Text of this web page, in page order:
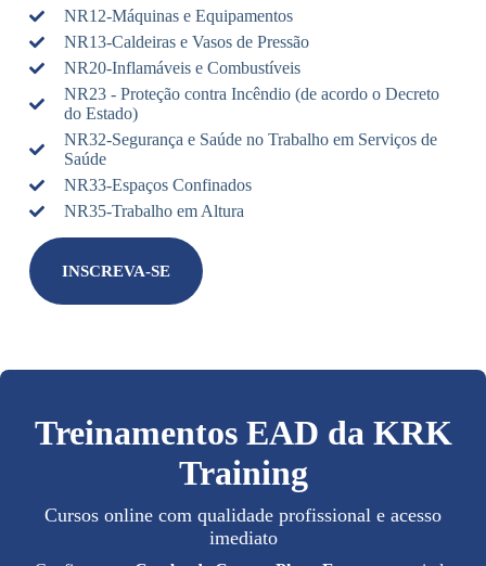
NR12-Máquinas e Equipamentos
NR13-Caldeiras e Vasos de Pressão
NR20-Inflamáveis e Combustíveis
NR23 - Proteção contra Incêndio (de acordo o Decreto
do Estado)
NR32-Segurança e Saúde no Trabalho em Serviços de
Saúde
NR33-Espaços Confinados
NR35-Trabalho em Altura
INSCREVA-SE
Treinamentos EAD da KRK
Training
Cursos online com qualidade profissional e acesso
imediato